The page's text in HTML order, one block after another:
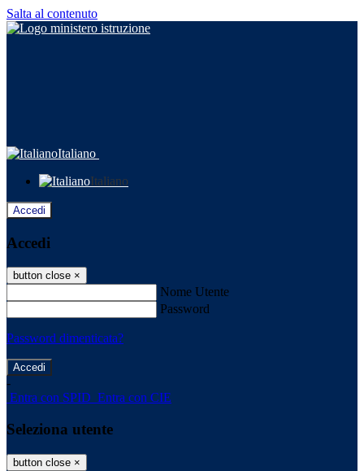
Salta al contenuto
Italiano
Italiano
Accedi
Accedi
button close ×
Nome Utente
Password
Password dimenticata?
-
Entra con SPID Entra con CIE
Seleziona utente
button close ×